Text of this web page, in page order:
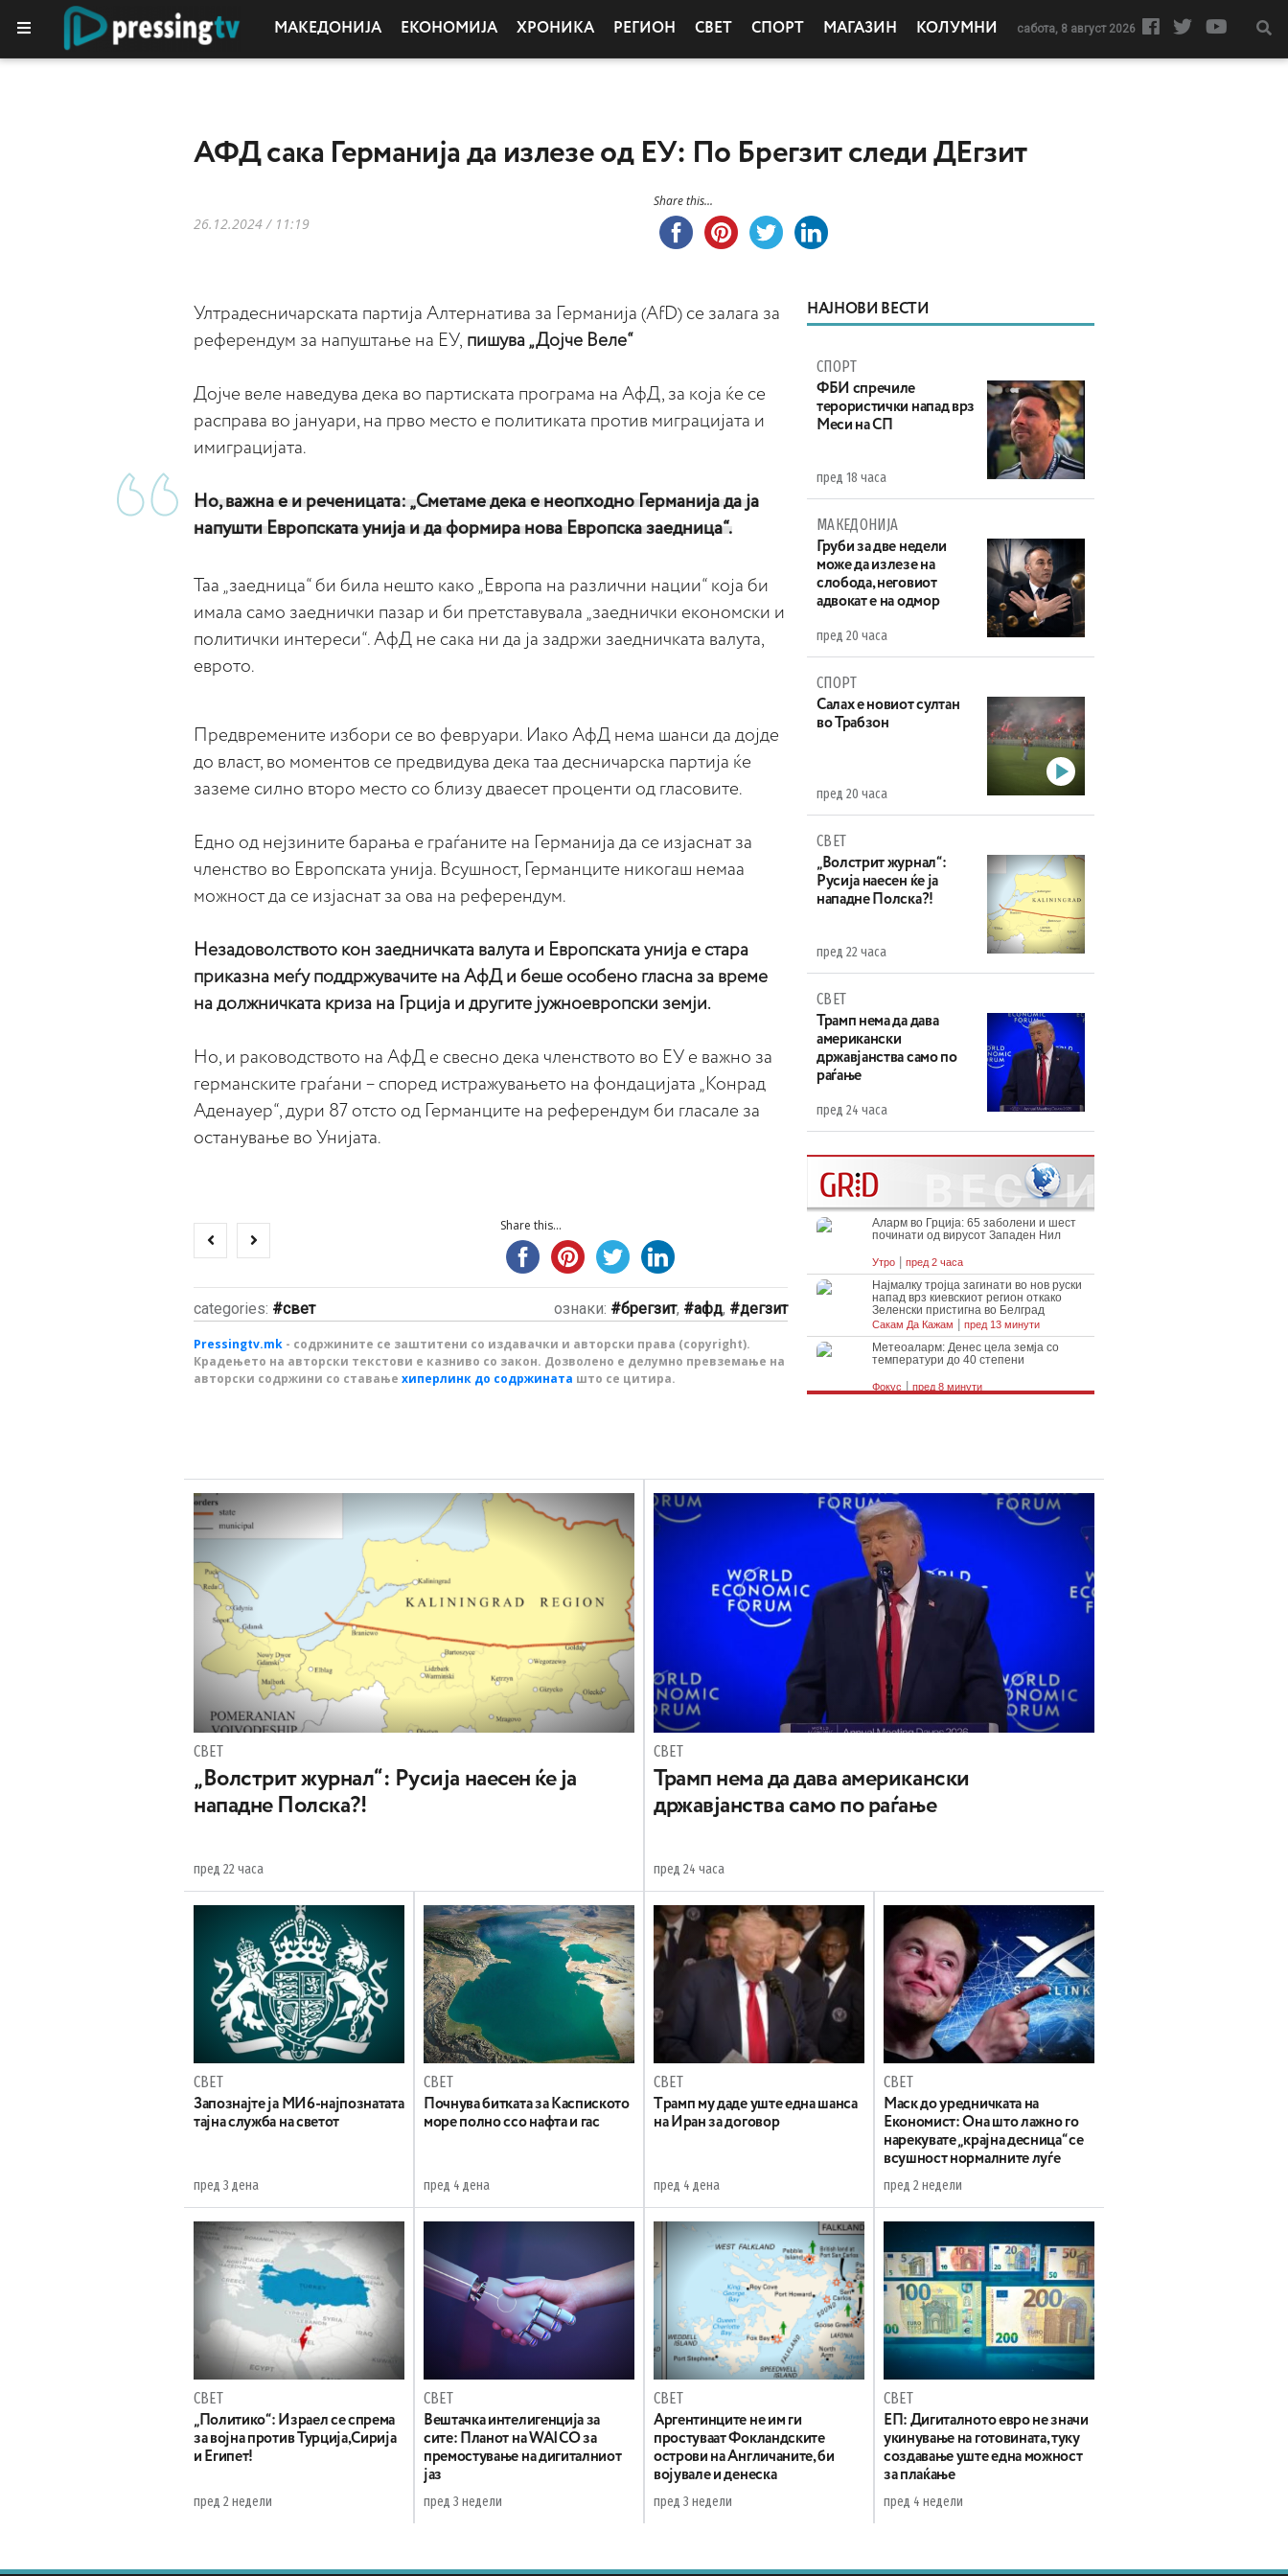
МАКЕДОНИЈА ЕКОНОМИЈА ХРОНИКА РЕГИОН СВЕТ СПОРТ МАГАЗИН КОЛУМНИ сабота, 8 август 2026
АФД сака Германија да излезе од ЕУ: По Брегзит следи ДЕгзит
26.12.2024 / 11:19
Share this...
Ултрадесничарската партија Алтернатива за Германија (AfD) се залага за
референдум за напуштање на ЕУ, пишува „Дојче Веле“
Дојче веле наведува дека во партиската програма на АфД, за која ќе се
расправа во јануари, на прво место е политиката против миграцијата и
имиграцијата.
Но, важна е и реченицата: „Сметаме дека е неопходно Германија да ја
напушти Европската унија и да формира нова Европска заедница“.
Таа „заедница“ би била нешто како „Европа на различни нации“ која би
имала само заеднички пазар и би претставувала „заеднички економски и
политички интереси“. АфД не сака ни да ја задржи заедничката валута,
еврото.
Предвремените избори се во февруари. Иако АфД нема шанси да дојде
до власт, во моментов се предвидува дека таа десничарска партија ќе
заземе силно второ место со близу дваесет проценти од гласовите.
Едно од нејзините барања е граѓаните на Германија да се изјаснат за
членство во Европската унија. Всушност, Германците никогаш немаа
можност да се изјаснат за ова на референдум.
Незадоволството кон заедничката валута и Европската унија е стара
приказна меѓу поддржувачите на АфД и беше особено гласна за време
на должничката криза на Грција и другите јужноевропски земји.
Но, и раководството на АфД е свесно дека членството во ЕУ е важно за
германските граѓани – според истражувањето на фондацијата „Конрад
Аденауер“, дури 87 отсто од Германците на референдум би гласале за
останување во Унијата.
Share this...
categories: свет ознаки: брегзит, афд, дегзит
Pressingtv.mk - содржините се заштитени со издавачки и авторски права (copyright).
Крадењето на авторски текстови е казниво со закон. Дозволено е делумно превземање на
авторски содржини со ставање хиперлинк до содржината што се цитира.
НАЈНОВИ ВЕСТИ
СПОРТ
ФБИ спречиле
терористички напад врз
Меси на СП
пред 18 часа
МАКЕДОНИЈА
Груби за две недели
може да излезе на
слобода, неговиот
адвокат е на одмор
пред 20 часа
СПОРТ
Салах е новиот султан
во Трабзон
пред 20 часа
СВЕТ
„Волстрит журнал“:
Русија наесен ќе ја
нападне Полска?!
пред 22 часа
СВЕТ
Трамп нема да дава
американски
државјанства само по
раѓање
пред 24 часа
СВЕТ
„Волстрит журнал“: Русија наесен ќе ја
нападне Полска?!
пред 22 часа
СВЕТ
Трамп нема да дава американски
државјанства само по раѓање
пред 24 часа
СВЕТ
Запознајте ја МИ6-најпознатата
тајна служба на светот
пред 3 дена
СВЕТ
Почнува битката за Каспиското
море полно ссо нафта и гас
пред 4 дена
СВЕТ
Tрамп му даде уште една шанса
на Иран за договор
пред 4 дена
СВЕТ
Маск до уредничката на
Економист: Она што лажно го
нарекувате „крајна десница“ се
всушност нормалните луѓе
пред 2 недели
СВЕТ
„Политико“: Израел се спрема
за војна против Турција,Сирија
и Египет!
пред 2 недели
СВЕТ
Вештачка интелигенција за
сите: Планот на WAICO за
премостување на дигиталниот
јаз
пред 3 недели
СВЕТ
Аргентинците не им ги
простуваат Фокландските
острови на Англичаните, би
војувале и денеска
пред 3 недели
СВЕТ
ЕП: Дигиталното евро не значи
укинување на готовината, туку
создавање уште една можност
за плаќање
пред 4 недели